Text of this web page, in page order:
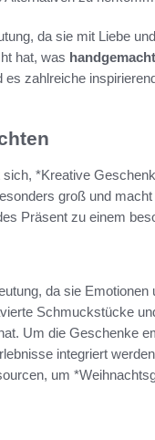
da sie mit Liebe
hat, was
zahlreiche
*Kreative
groß und
Präsent zu einem
da sie Emotionen
Schmuckstücke
Um die Geschenke
integriert
um